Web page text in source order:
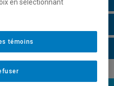
en sélectionnant
témoins